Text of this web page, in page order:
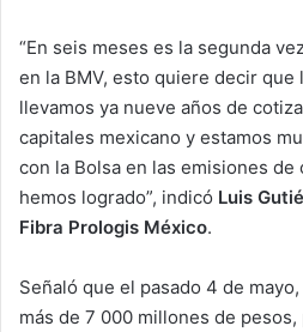
“En seis meses es la segunda
en la BMV, esto quiere decir que
llevamos ya nueve años de
capitales mexicano y estamos
con la Bolsa en las emisiones de
hemos logrado”, indicó Luis
Fibra Prologis México.
Señaló que el pasado 4 de
más de 7 000 millones de